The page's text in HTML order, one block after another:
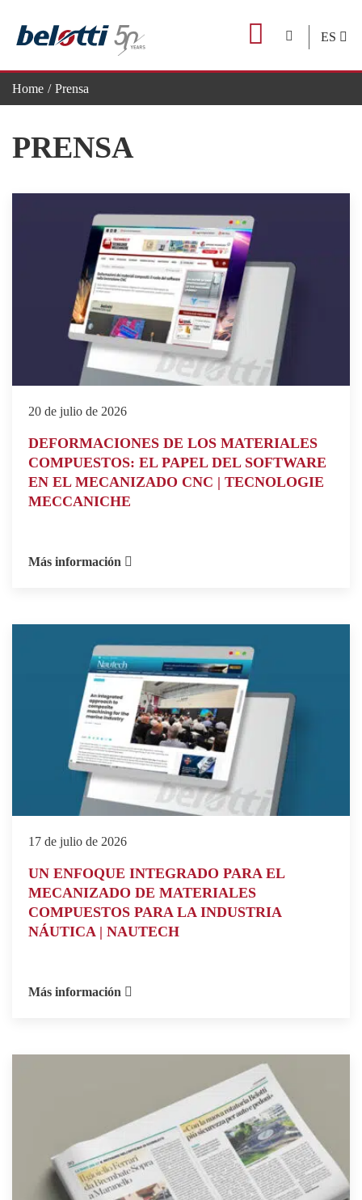
content
ES
Home Prensa
PRENSA
20 de julio de 2026
DEFORMACIONES DE LOS MATERIALES
COMPUESTOS: EL PAPEL DEL SOFTWARE
EN EL MECANIZADO CNC | TECNOLOGIE
MECCANICHE
Más información
17 de julio de 2026
UN ENFOQUE INTEGRADO PARA EL
MECANIZADO DE MATERIALES
COMPUESTOS PARA LA INDUSTRIA
NÁUTICA | NAUTECH
Más información